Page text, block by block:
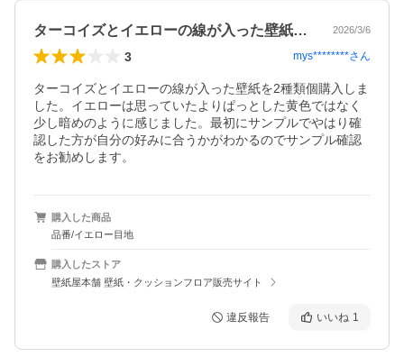
ターコイズとイエローの線が入った壁紙を… 2026/3/6
3 mys********さん
ターコイズとイエローの線が入った壁紙を2種類個購入しま
した。イエローは思っていたよりぱっとした黄色ではなく
少し暗めのように感じました。最初にサンプルでやはり確
認した方が自分の好みに合うかがわかるのでサンプル確認
をお勧めします。
購入した商品
品番/イエロー目地
購入したストア
壁紙屋本舗 壁紙・クッションフロア販売サイト
違反報告 いいね 1